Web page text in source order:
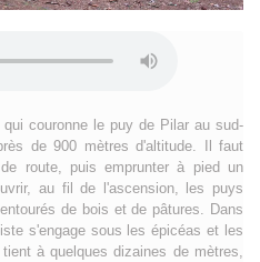
couronne le puy de Pilar au sud-
de 900 mètres d'altitude. Il faut
route, puis emprunter à pied un
au fil de l'ascension, les puys
de bois et de pâtures. Dans
s'engage sous les épicéas et les
à quelques dizaines de mètres,